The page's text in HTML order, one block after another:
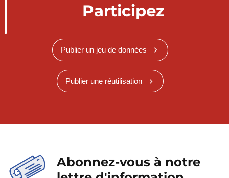
Participez
Publier un jeu de données
Publier une réutilisation
Abonnez-vous à notre